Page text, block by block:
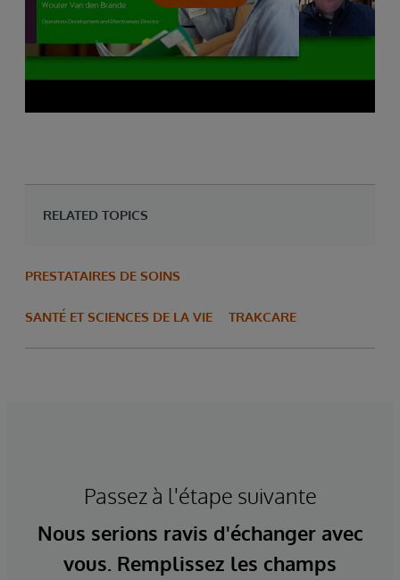
RELATED TOPICS
PRESTATAIRES DE SOINS
SANTÉ ET SCIENCES DE LA VIE TRAKCARE
Passez à l'étape suivante
Nous serions ravis d'échanger avec
vous. Remplissez les champs